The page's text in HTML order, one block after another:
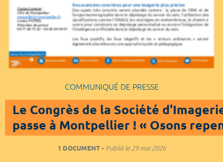
COMMUNIQUÉ DE PRESSE
Le Congrès de la Société
passe à Montpellier ! « Osons
1 DOCUMENT Publié le29 mai 2026